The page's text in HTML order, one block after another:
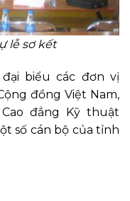
lễ sơ kết
biểu các đơn vị
đồng Việt Nam,
đẳng Kỹ thuật
số cán bộ của tỉnh